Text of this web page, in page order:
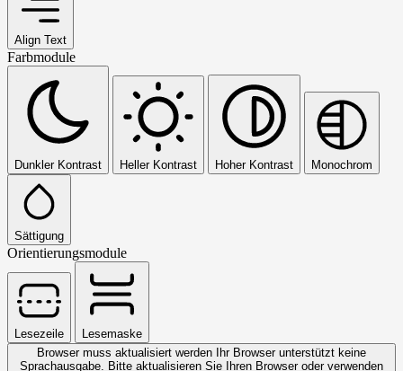
Align Text
Farbmodule
Dunkler Kontrast Heller Kontrast Hoher Kontrast Monochrom
Sättigung
Orientierungsmodule
Lesezeile
Lesemaske
Browser muss aktualisiert werden
Ihr Browser unterstützt keine
Sprachausgabe. Bitte aktualisieren Sie Ihren Browser oder verwenden